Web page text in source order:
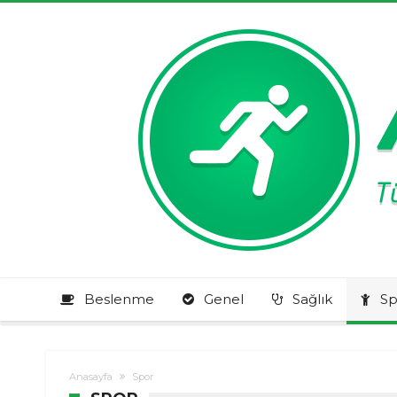
Beslenme Genel Sağlık
Anasayfa Spor